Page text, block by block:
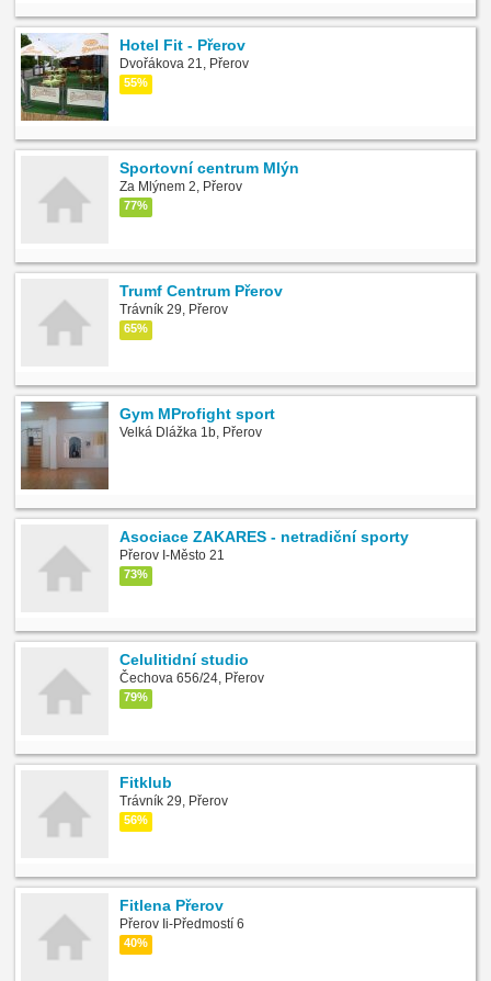
Hotel Fit - Přerov
Dvořákova 21, Přerov
55%
Sportovní centrum Mlýn
Za Mlýnem 2, Přerov
77%
Trumf Centrum Přerov
Trávník 29, Přerov
65%
Gym MProfight sport
Velká Dlážka 1b, Přerov
Asociace ZAKARES - netradiční sporty
Přerov I-Město 21
73%
Celulitidní studio
Čechova 656/24, Přerov
79%
Fitklub
Trávník 29, Přerov
56%
Fitlena Přerov
Přerov Ii-Předmostí 6
40%